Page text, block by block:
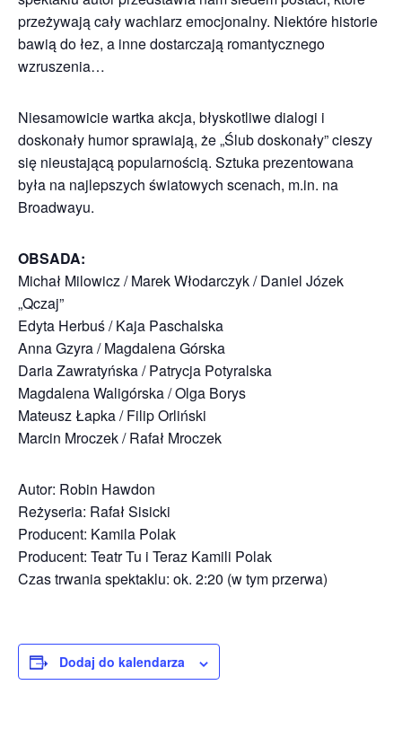
przeżywają cały wachlarz emocjonalny. Niektóre historie
bawią do łez, a inne dostarczają romantycznego
wzruszenia…
Niesamowicie wartka akcja, błyskotliwe dialogi i
doskonały humor sprawiają, że „Ślub doskonały” cieszy
się nieustającą popularnością. Sztuka prezentowana
była na najlepszych światowych scenach, m.in. na
Broadwayu.
OBSADA:
Michał Milowicz / Marek Włodarczyk / Daniel Józek
„Qczaj”
Edyta Herbuś / Kaja Paschalska
Anna Gzyra / Magdalena Górska
Daria Zawratyńska / Patrycja Potyralska
Magdalena Waligórska / Olga Borys
Mateusz Łapka / Filip Orliński
Marcin Mroczek / Rafał Mroczek
Autor: Robin Hawdon
Reżyseria: Rafał Sisicki
Producent: Kamila Polak
Producent: Teatr Tu i Teraz Kamili Polak
Czas trwania spektaklu: ok. 2:20 (w tym przerwa)
Dodaj do kalendarza